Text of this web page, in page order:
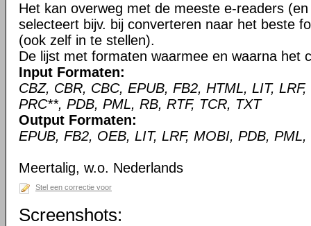
Het kan overweg met de meeste e-readers
selecteert bijv. bij converteren naar het beste
(ook zelf in te stellen).
De lijst met formaten waarmee en waarna het
Input Formaten:
CBZ, CBR, CBC, EPUB, FB2, HTML, LIT,
PRC**, PDB, PML, RB, RTF, TCR, TXT
Output Formaten:
EPUB, FB2, OEB, LIT, LRF, MOBI, PDB,
Meertalig, w.o. Nederlands
Stel een correctie voor
Screenshots: